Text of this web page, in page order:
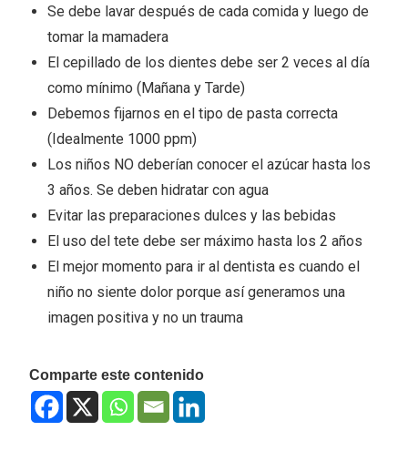
Se debe lavar después de cada comida y luego de
tomar la mamadera
El cepillado de los dientes debe ser 2 veces al día
como mínimo (Mañana y Tarde)
Debemos fijarnos en el tipo de pasta correcta
(Idealmente 1000 ppm)
Los niños NO deberían conocer el azúcar hasta los
3 años. Se deben hidratar con agua
Evitar las preparaciones dulces y las bebidas
El uso del tete debe ser máximo hasta los 2 años
El mejor momento para ir al dentista es cuando el
niño no siente dolor porque así generamos una
imagen positiva y no un trauma
Comparte este contenido